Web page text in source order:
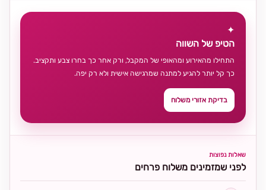
✦
הטיפ של השווה
התחילו מהאירוע ומהאופי של המקבל, ורק אחר כך בחרו צבע ותקציב.
כך קל יותר להגיע למתנה שמרגישה אישית ולא רק יפה.
בדיקת אזורי משלוח
שאלות נפוצות
לפני שמזמינים משלוח פרחים